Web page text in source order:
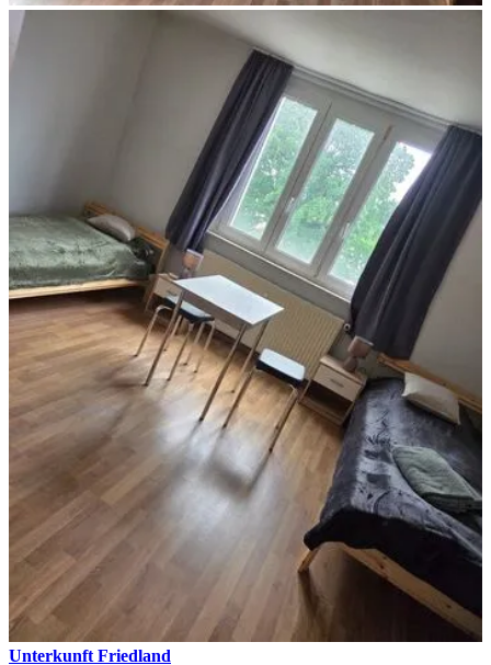
Unterkunft Friedland